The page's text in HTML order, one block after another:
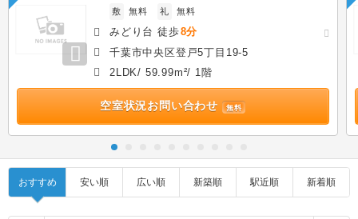
敷 無料 礼 無料
みどり台 徒歩8分
千葉市中央区登戸5丁目19-5
2LDK/ 59.99m²/ 1階
空室状況お問い合わせ 無料
おすすめ 安い順 広い順 新築順 駅近順 新着順